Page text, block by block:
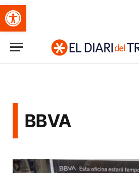
Obre la barra d'eines
BBVA